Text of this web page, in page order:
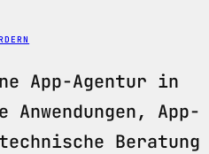
App-Agentur in
App-
Beratung